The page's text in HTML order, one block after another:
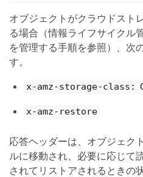
オブジェクトがクラウドスト
る場合（情報ライフサイクル
を管理する手順を参照）、次
す。
x-amz-storage-class:
x-amz-restore
応答ヘッダーは、オブジェク
ルに移動され、必要に応じて
されてリストアされるときの